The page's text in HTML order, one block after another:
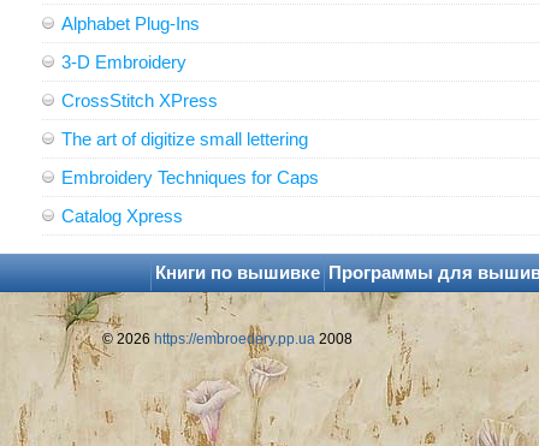
Alphabet Plug-Ins
3-D Embroidery
CrossStitch XPress
The art of digitize small lettering
Embroidery Techniques for Caps
Catalog Xpress
Книги по вышивке Программы для
© 2026 https://embroedery.pp.ua 2008